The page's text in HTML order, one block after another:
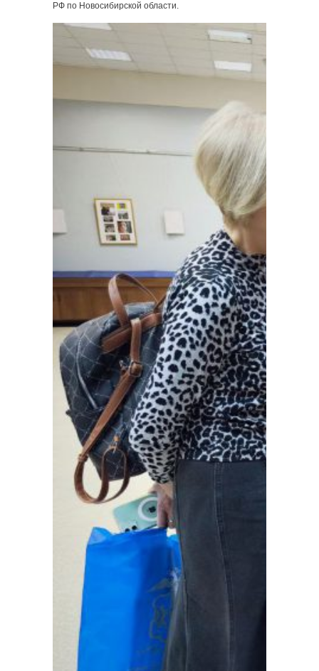
РФ по Новосибирской области.